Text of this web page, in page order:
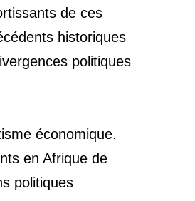
de ces
historiques
politiques
économique.
en Afrique de
politiques